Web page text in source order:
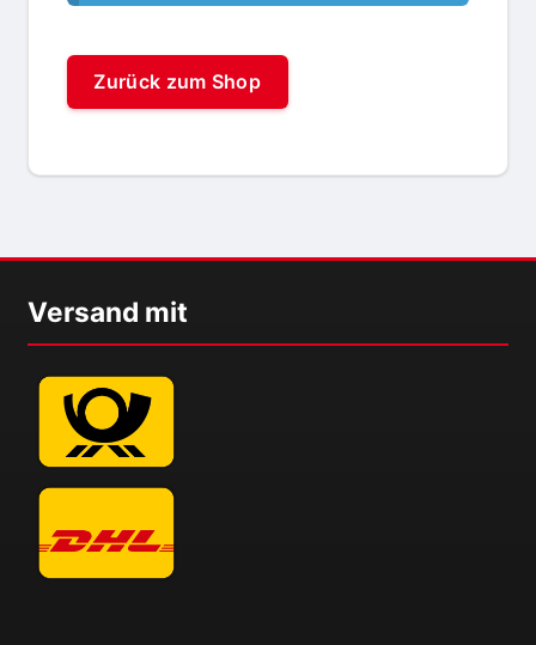
Zurück zum Shop
Versand mit